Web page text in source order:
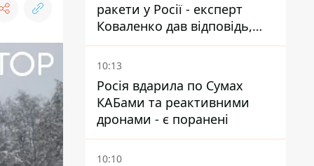
ракети у Росії - експерт
Коваленко дав відповідь,
яка навряд чи сподобається
українцям
10:13
Росія вдарила по Сумах
КАБами та реактивними
дронами - є поранені
10:10